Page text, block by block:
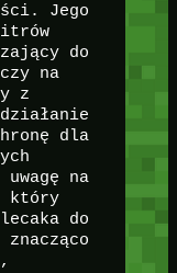
Jego
do
na
z
dla
na
który
do